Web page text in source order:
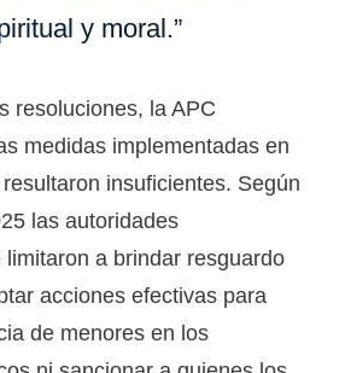
y moral.”
resoluciones, la APC
medidas implementadas en
insuficientes. Según
las autoridades
a brindar resguardo
acciones efectivas para
de menores en los